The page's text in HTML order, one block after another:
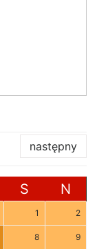
następny
S N
1 2
8 9